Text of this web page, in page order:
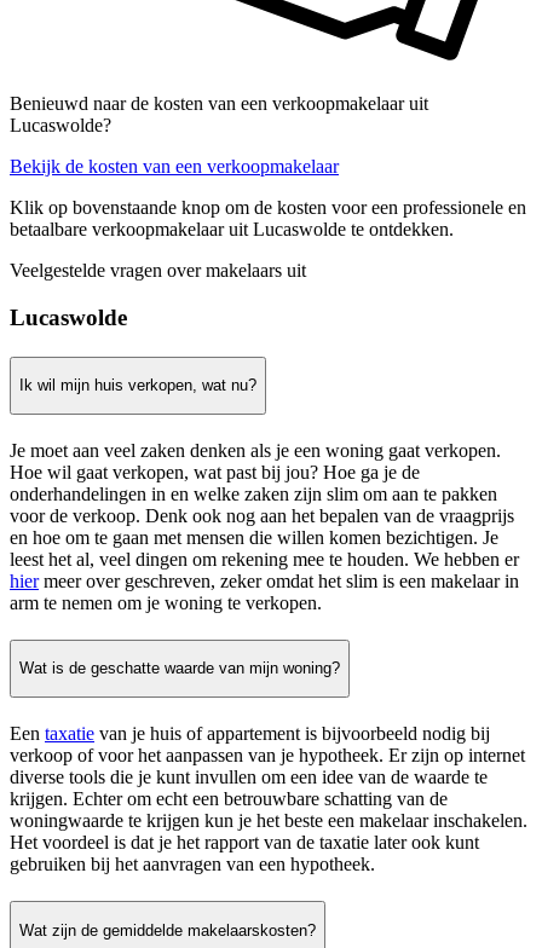
Benieuwd naar de kosten van een verkoopmakelaar uit
Lucaswolde?
Bekijk de kosten van een verkoopmakelaar
Klik op bovenstaande knop om de kosten voor een professionele en
betaalbare verkoopmakelaar uit Lucaswolde te ontdekken.
Veelgestelde vragen over makelaars uit
Lucaswolde
Ik wil mijn huis verkopen, wat nu?
Je moet aan veel zaken denken als je een woning gaat verkopen.
Hoe wil gaat verkopen, wat past bij jou? Hoe ga je de
onderhandelingen in en welke zaken zijn slim om aan te pakken
voor de verkoop. Denk ook nog aan het bepalen van de vraagprijs
en hoe om te gaan met mensen die willen komen bezichtigen. Je
leest het al, veel dingen om rekening mee te houden. We hebben er
hiermeer over geschreven, zeker omdat het slim is een makelaar in
arm te nemen om je woning te verkopen.
Wat is de geschatte waarde van mijn woning?
Een taxatie van je huis of appartement is bijvoorbeeld nodig bij
verkoop of voor het aanpassen van je hypotheek. Er zijn op internet
diverse tools die je kunt invullen om een idee van de waarde te
krijgen. Echter om echt een betrouwbare schatting van de
woningwaarde te krijgen kun je het beste een makelaar inschakelen.
Het voordeel is dat je het rapport van de taxatie later ook kunt
gebruiken bij het aanvragen van een hypotheek.
Wat zijn de gemiddelde makelaarskosten?